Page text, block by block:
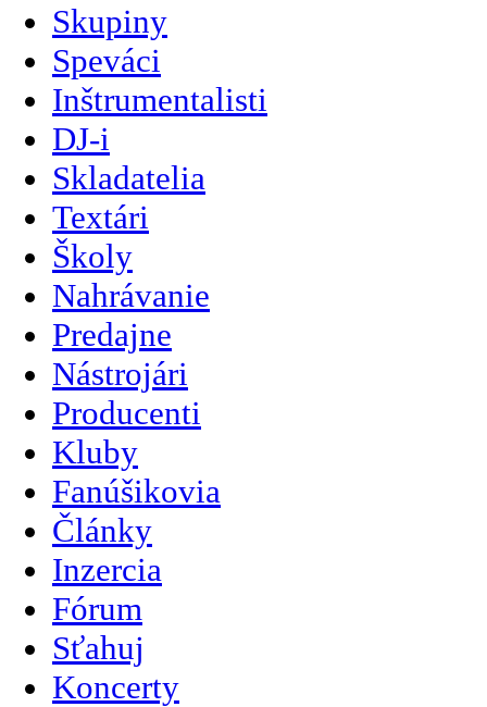
Skupiny
Speváci
Inštrumentalisti
DJ-i
Skladatelia
Textári
Školy
Nahrávanie
Predajne
Nástrojári
Producenti
Kluby
Fanúšikovia
Články
Inzercia
Fórum
Sťahuj
Koncerty